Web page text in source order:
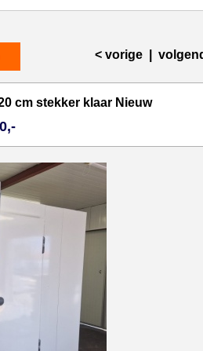
< vorige
cm stekker klaar Nieuw